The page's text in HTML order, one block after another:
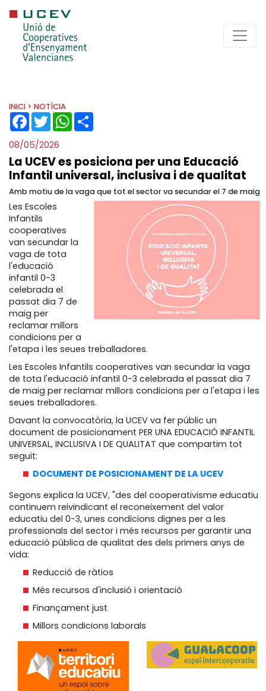
INICI > NOTÍCIA
FACEBOOK
TWITTERWHATSAPP
08/05/2026
La UCEV es posiciona per una Educació
Infantil universal, inclusiva i de qualitat
Amb motiu de la vaga que tot el sector va secundar el 7 de maig
Les Escoles
Infantils
cooperatives
van secundar la
vaga de tota
l'educació
infantil 0-3
celebrada el
passat dia 7 de
maig per
reclamar millors
condicions per a
l'etapa i les seues treballadores.
Les Escoles Infantils cooperatives van secundar la vaga
de tota l'educació infantil 0-3 celebrada el passat dia 7
de maig per reclamar millors condicions per a l'etapa i les
seues treballadores.
Davant la convocatòria, la UCEV va fer públic un
document de posicionament PER UNA EDUCACIÓ INFANTIL
UNIVERSAL, INCLUSIVA I DE QUALITAT que compartim tot
seguit:
DOCUMENT DE POSICIONAMENT DE LA UCEV
Segons explica la UCEV, "des del cooperativisme educatiu
continuem reivindicant el reconeixement del valor
educatiu del 0-3, unes condicions dignes per a les
professionals del sector i més recursos per garantir una
educació pública de qualitat des dels primers anys de
vida:
Reducció de ràtios
Més recursos d'inclusió i orientació
Finançament just
Millors condicions laborals